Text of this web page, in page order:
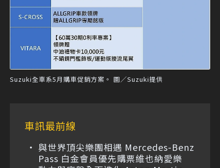
Suzuki全車系5月購車促銷方案。 圖／Suzuki提供
車訊最前線
與世界頂尖樂團相遇 Mercedes-Benz
Pass 白金會員優先購票維也納愛樂